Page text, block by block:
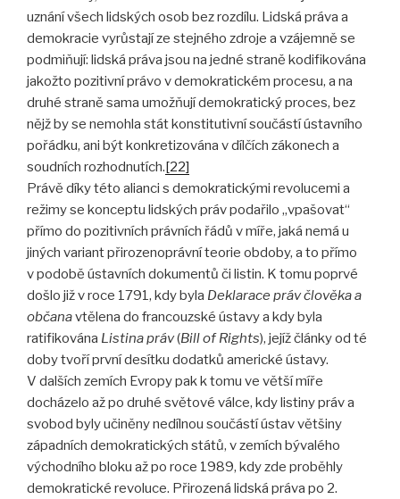
uznání všech lidských osob bez rozdílu. Lidská práva a
demokracie vyrůstají ze stejného zdroje a vzájemně se
podmiňují: lidská práva jsou na jedné straně kodifikována
jakožto pozitivní právo v demokratickém procesu, a na
druhé straně sama umožňují demokratický proces, bez
nějž by se nemohla stát konstitutivní součástí ústavního
pořádku, ani být konkretizována v dílčích zákonech a
soudních rozhodnutích.[22]
Právě díky této alianci s demokratickými revolucemi a
režimy se konceptu lidských práv podařilo „vpašovat“
přímo do pozitivních právních řádů v míře, jaká nemá u
jiných variant přirozenoprávní teorie obdoby, a to přímo
v podobě ústavních dokumentů či listin. K tomu poprvé
došlo již v roce 1791, kdy byla Deklarace práv člověka a
občanavtělena do francouzské ústavy a kdy byla
ratifikována Listina práv(Bill of Rights), jejíž články od té
doby tvoří první desítku dodatků americké ústavy.
V dalších zemích Evropy pak k tomu ve větší míře
docházelo až po druhé světové válce, kdy listiny práv a
svobod byly učiněny nedílnou součástí ústav většiny
západních demokratických států, v zemích bývalého
východního bloku až po roce 1989, kdy zde proběhly
demokratické revoluce. Přirozená lidská práva po 2.